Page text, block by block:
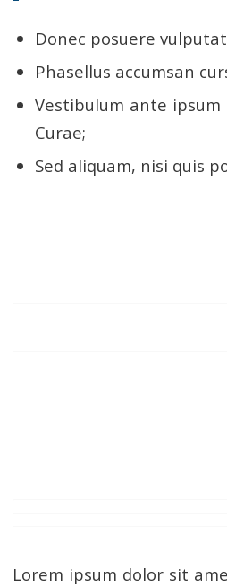
Donec posuere
Phasellus accumsan
Vestibulum ante
Curae;
Sed aliquam, nisi quis
Lorem ipsum dolor sit